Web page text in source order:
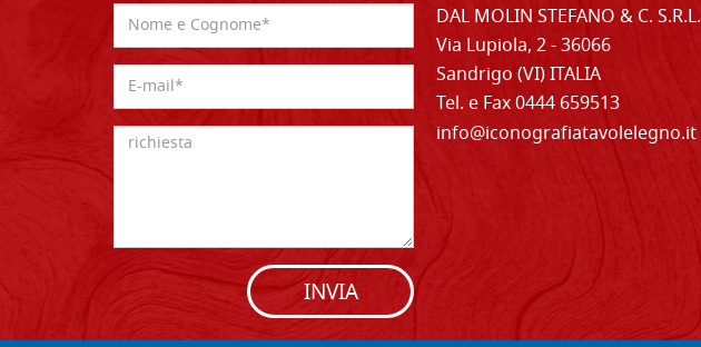
INVIA
DAL MOLIN STEFANO & C. S.R.L.
Via Lupiola, 2 - 36066
Sandrigo (VI) ITALIA
Tel. e Fax 0444 659513
info@iconografiatavolelegno.it